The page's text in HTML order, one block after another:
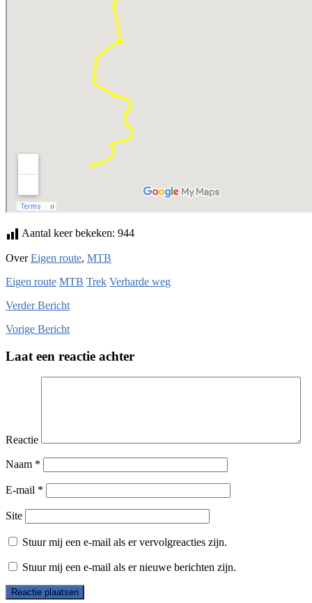
Aantal keer bekeken: 944
OverEigen route, MTB
Eigen route MTB Trek Verharde weg
VerderBericht
Vorige Bericht
Laat een reactie achter
Reactie
Naam *
E-mail *
Site
Stuur mij een e-mail als er vervolgreacties zijn.
Stuur mij een e-mail als er nieuwe berichten zijn.